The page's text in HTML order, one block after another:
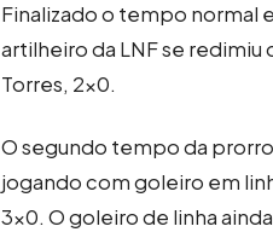
Finalizado o tempo normal
artilheiro da LNF se
Torres, 2×0.
O segundo tempo da
jogando com goleiro em
3×0. O goleiro de linha